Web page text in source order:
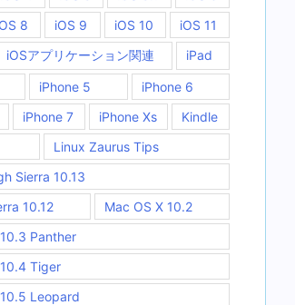
8 iOS 9 iOS 10
iOS 11
iOSアプリケーション関連 iPad
iPhone 5
iPhone 6
iPhone 7 iPhone Xs
Kindle
Linux Zaurus Tips
Sierra 10.13
10.12
Mac OS X 10.2
Panther
Tiger
Leopard